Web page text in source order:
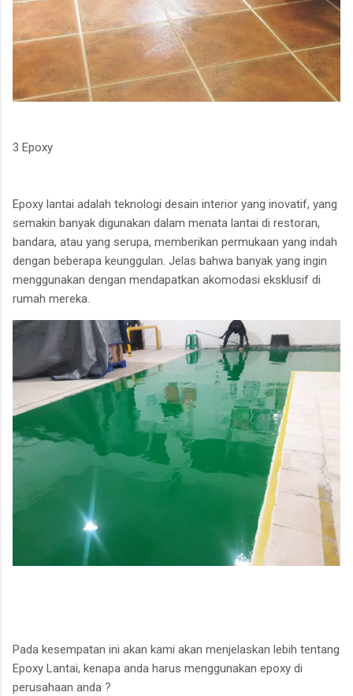
3 Epoxy
Epoxy lantai adalah teknologi desain interior yang inovatif, yang
semakin banyak digunakan dalam menata lantai di restoran,
bandara, atau yang serupa, memberikan permukaan yang indah
dengan beberapa keunggulan. Jelas bahwa banyak yang ingin
menggunakan dengan mendapatkan akomodasi eksklusif di
rumah mereka.
Pada kesempatan ini akan kami akan menjelaskan lebih tentang
Epoxy Lantai, kenapa anda harus menggunakan epoxy di
perusahaan anda ?